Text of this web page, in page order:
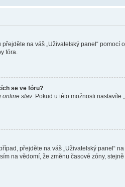
na váš „Uživatelský panel“
fóra.
se ve fóru?
online stav. Pokud u této možnosti nastavíte
přejděte na váš „Uživatelský panel“
na vědomí, že změnu časové zóny,